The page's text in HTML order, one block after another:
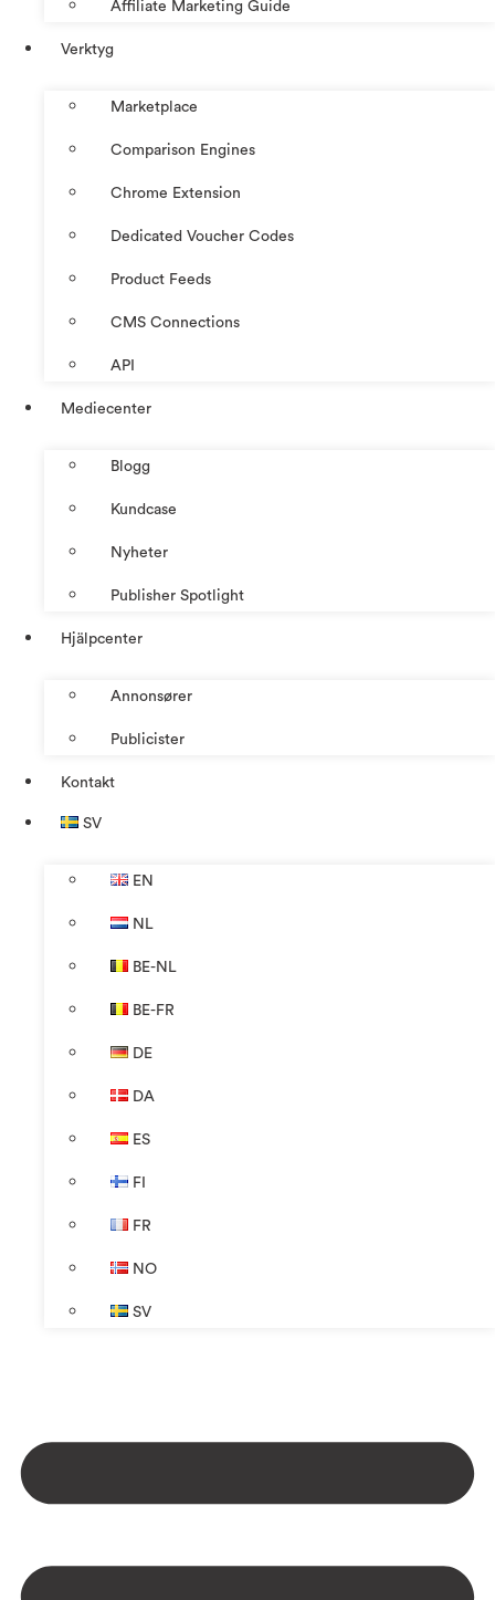
Affiliate Marketing Guide
Verktyg
Marketplace
Comparison Engines
Chrome Extension
Dedicated Voucher Codes
Product Feeds
CMS Connections
API
Mediecenter
Blogg
Kundcase
Nyheter
Publisher Spotlight
Hjälpcenter
Annonsører
Publicister
Kontakt
SV
EN
NL
BE-NL
BE-FR
DE
DA
ES
FI
FR
NO
SV